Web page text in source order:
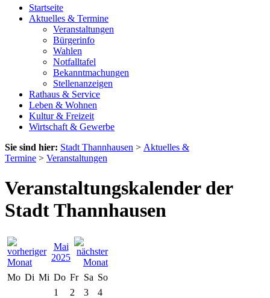
Startseite
Aktuelles & Termine
Veranstaltungen
Bürgerinfo
Wahlen
Notfalltafel
Bekanntmachungen
Stellenanzeigen
Rathaus & Service
Leben & Wohnen
Kultur & Freizeit
Wirtschaft & Gewerbe
Sie sind hier: Stadt Thannhausen > Aktuelles &
Termine > Veranstaltungen
Veranstaltungskalender der
Stadt Thannhausen
Mai
2025
Mo Di Mi Do Fr Sa So
1
2 3
4